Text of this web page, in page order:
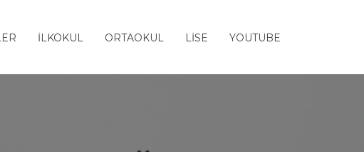
İLKOKUL ORTAOKUL LİSE YOUTUBE